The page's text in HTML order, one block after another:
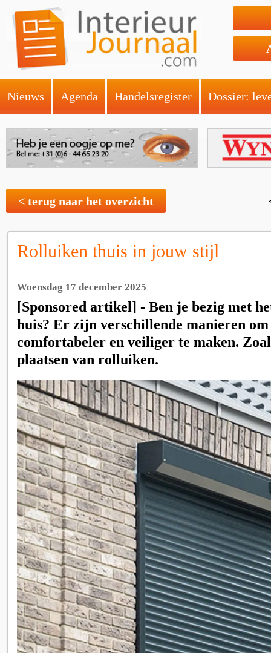
Nieuws Agenda Handelsregister Dossier:
< terug naar het overzicht
Rolluiken thuis in jouw stijl
Woensdag 17 december 2025
[Sponsored artikel] - Ben je bezig met
huis? Er zijn verschillende manieren
comfortabeler en veiliger te maken.
plaatsen van rolluiken.